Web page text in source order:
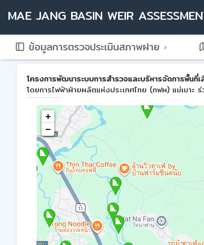
MAE JANG BASIN WEIR
ข้อมูลการตรวจประเมินสภาพฝาย
โครงการพัฒนาระบบการสำรวจและบริหารจัดการพื้น
โดยการไฟฟ้าฝ่ายผลิตแห่งประเทศไทย (กฟผ) แม่เมาะ
+
−